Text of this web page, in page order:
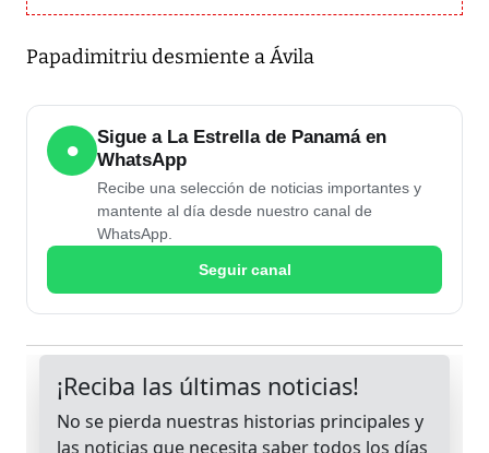
Papadimitriu desmiente a Ávila
●
Sigue a La Estrella de Panamá en
WhatsApp
Recibe una selección de noticias importantes y
mantente al día desde nuestro canal de
WhatsApp.
Seguir canal